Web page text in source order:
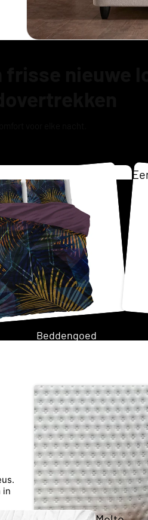
Beddengoed
in